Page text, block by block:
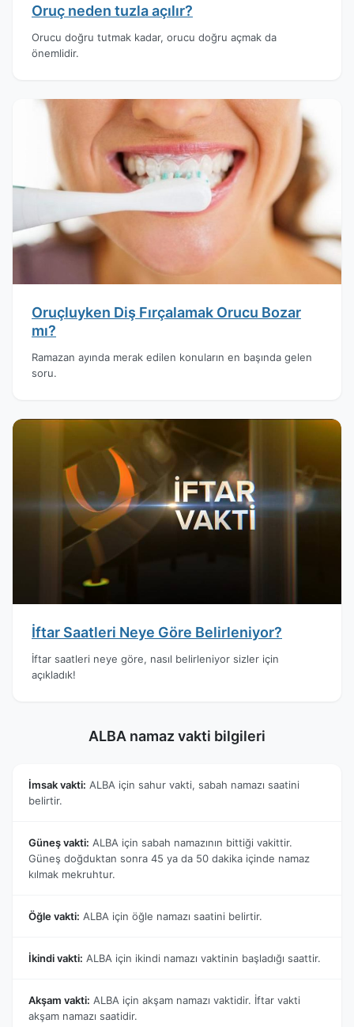
Oruç neden tuzla açılır?
Orucu doğru tutmak kadar, orucu doğru açmak da
önemlidir.
Oruçluyken Diş Fırçalamak Orucu Bozar
mı?
Ramazan ayında merak edilen konuların en başında gelen
soru.
İftar Saatleri Neye Göre Belirleniyor?
İftar saatleri neye göre, nasıl belirleniyor sizler için
açıkladık!
ALBA namaz vakti bilgileri
İmsak vakti: ALBA için sahur vakti, sabah namazı saatini
belirtir.
Güneş vakti: ALBA için sabah namazının bittiği vakittir.
Güneş doğduktan sonra 45 ya da 50 dakika içinde namaz
kılmak mekruhtur.
Öğle vakti: ALBA için öğle namazı saatini belirtir.
İkindi vakti: ALBA için ikindi namazı vaktinin başladığı saattir.
Akşam vakti: ALBA için akşam namazı vaktidir. İftar vakti
akşam namazı saatidir.